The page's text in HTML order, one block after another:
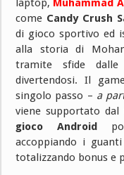
laptop, Muhammad
come Candy Crush
di gioco sportivo ed
alla storia di
tramite sfide dalle
divertendosi. Il
singolo passo – a
viene supportato
gioco Android
accoppiando i
totalizzando bonus e